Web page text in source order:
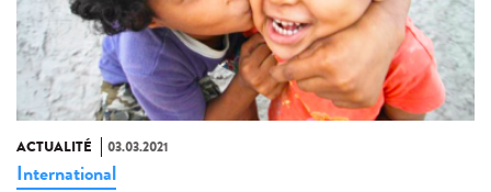
ACTUALITÉ 03.03.2021
International